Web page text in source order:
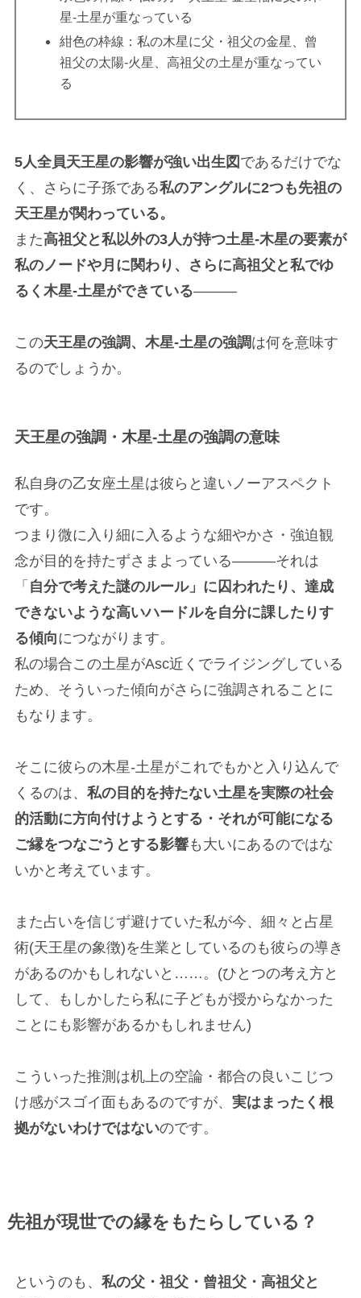
HOME
ホーム
ABOUT
BLOG DIARY
占星術個人鑑定 占星術講座
Twitter
Instagram
星-土星が重なっている
紺色の枠線：私の木星に父・祖父の金星、曾
祖父の太陽-火星、高祖父の土星が重なってい
る
5人全員天王星の影響が強い出生図 であるだけでな
く、さらに子孫である私のアングルに2つも先祖の
天王星が関わっている。
また高祖父と私以外の3人が持つ土星-木星の要素が
私のノードや月に関わり、さらに高祖父と私でゆ
るく木星-土星ができている———
この天王星の強調、木星-土星の強調は何を意味す
るのでしょうか。
天王星の強調・木星-土星の強調の意味
私自身の乙女座土星は彼らと違いノーアスペクト
です。
つまり微に入り細に入るような細やかさ・強迫観
念が目的を持たずさまよっている———それは
「 自分で考えた謎のルール」に囚われたり、達成
できないような高いハードルを自分に課したりす
る傾向につながります。
私の場合この土星がAsc近くでライジングしている
ため、そういった傾向がさらに強調されることに
もなります。
そこに彼らの木星-土星がこれでもかと入り込んで
くるのは、 私の目的を持たない土星を実際の社会
的活動に方向付けようとする・それが可能になる
ご縁をつなごうとする影響も大いにあるのではな
いかと考えています。
また占いを信じず避けていた私が今、細々と占星
術(天王星の象徴)を生業としているのも彼らの導き
があるのかもしれないと……。(ひとつの考え方と
して、もしかしたら私に子どもが授からなかった
ことにも影響があるかもしれません)
こういった推測は机上の空論・都合の良いこじつ
け感がスゴイ面もあるのですが、 実はまったく根
拠がないわけではないのです。
先祖が現世での縁をもたらしている？
というのも、 私の父・祖父・曾祖父・高祖父と